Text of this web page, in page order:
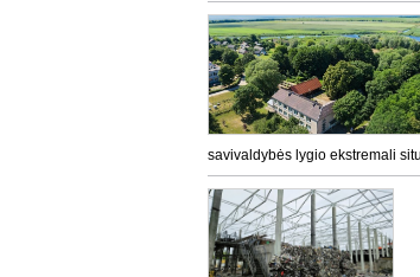
savivaldybės lygio ekstremali